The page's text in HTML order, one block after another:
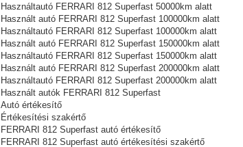
Használtautó‎ FERRARI 812 Superfast 50000km alatt
Használt autó‎ FERRARI 812 Superfast 100000km alatt
Használtautó‎ FERRARI 812 Superfast 100000km alatt
Használt autó‎ FERRARI 812 Superfast 150000km alatt
Használtautó‎ FERRARI 812 Superfast 150000km alatt
Használt autó‎ FERRARI 812 Superfast 200000km alatt
Használtautó‎ FERRARI 812 Superfast 200000km alatt
Használt autó‎k FERRARI 812 Superfast
Autó értékesítő
Értékesítési szakértő
FERRARI 812 Superfast autó értékesítő
FERRARI 812 Superfast autó értékesítési szakértő